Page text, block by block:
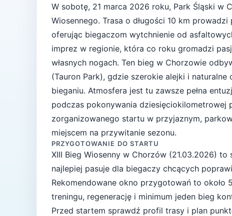
W sobotę, 21 marca 2026 roku, Park Śląski w
Wiosennego. Trasa o długości 10 km
oferując biegaczom wytchnienie od
imprez w regionie, która co roku gromadzi
własnych nogach. Ten bieg w Chorzowie
(Tauron Park), gdzie szerokie alejki i
bieganiu. Atmosfera jest tu zawsze pełna
podczas pokonywania dziesięciokilometrowej
zorganizowanego startu w przyjaznym,
miejscem na przywitanie sezonu.
PRZYGOTOWANIE DO STARTU
XIII Bieg Wiosenny w Chorzów (21.03.2026) to
najlepiej pasuje dla biegaczy chcących
Rekomendowane okno przygotowań to około
treningu, regenerację i minimum jeden bieg
Przed startem sprawdź profil trasy i plan